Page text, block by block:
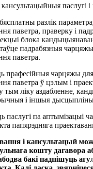
паслугі
разлік
паветра, праверку і
блока
падрабязныя
паветра.
прафесійныя чарцяжы
паветра ў цэлым і
тым ліку аздабленне,
і іншыя
паслугі па аптымізацыі
папярэдняга
і кансультацый
кошту дагавора
бакі падпішуць